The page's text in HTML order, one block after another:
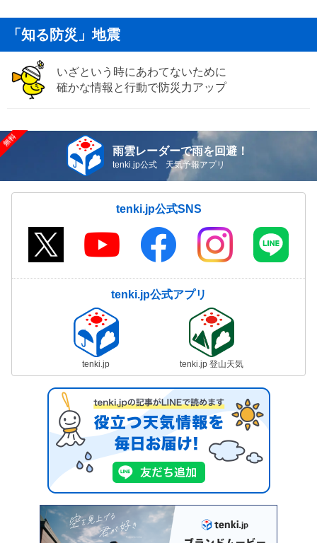
「知る防災」地震
いざという時にあわてないために
確かな情報と行動で防災力アップ
雨雲レーダーで雨を回避！
tenki.jp公式 天気予報アプリ
tenki.jp公式SNS
tenki.jp公式アプリ
tenki.jp tenki.jp 登山天気